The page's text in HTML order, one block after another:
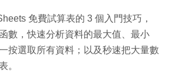
免費試算表的 3 個入門技巧，
數，快速分析資料的最大值、最小
按選取所有資料；以及秒速把大量數
。